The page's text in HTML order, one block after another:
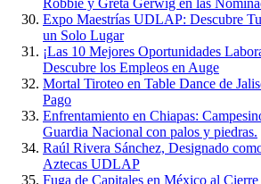
Robbie y Greta Gerwig en las
Expo Maestrías UDLAP: Descubre
un Solo Lugar
¡Las 10 Mejores Oportunidades
Descubre los Empleos en Auge
Mortal Tiroteo en Table Dance de
Pago
Enfrentamiento en Chiapas:
Guardia Nacional con palos y piedras.
Raúl Rivera Sánchez, Designado
Aztecas UDLAP
Fuga de Capitales en México al